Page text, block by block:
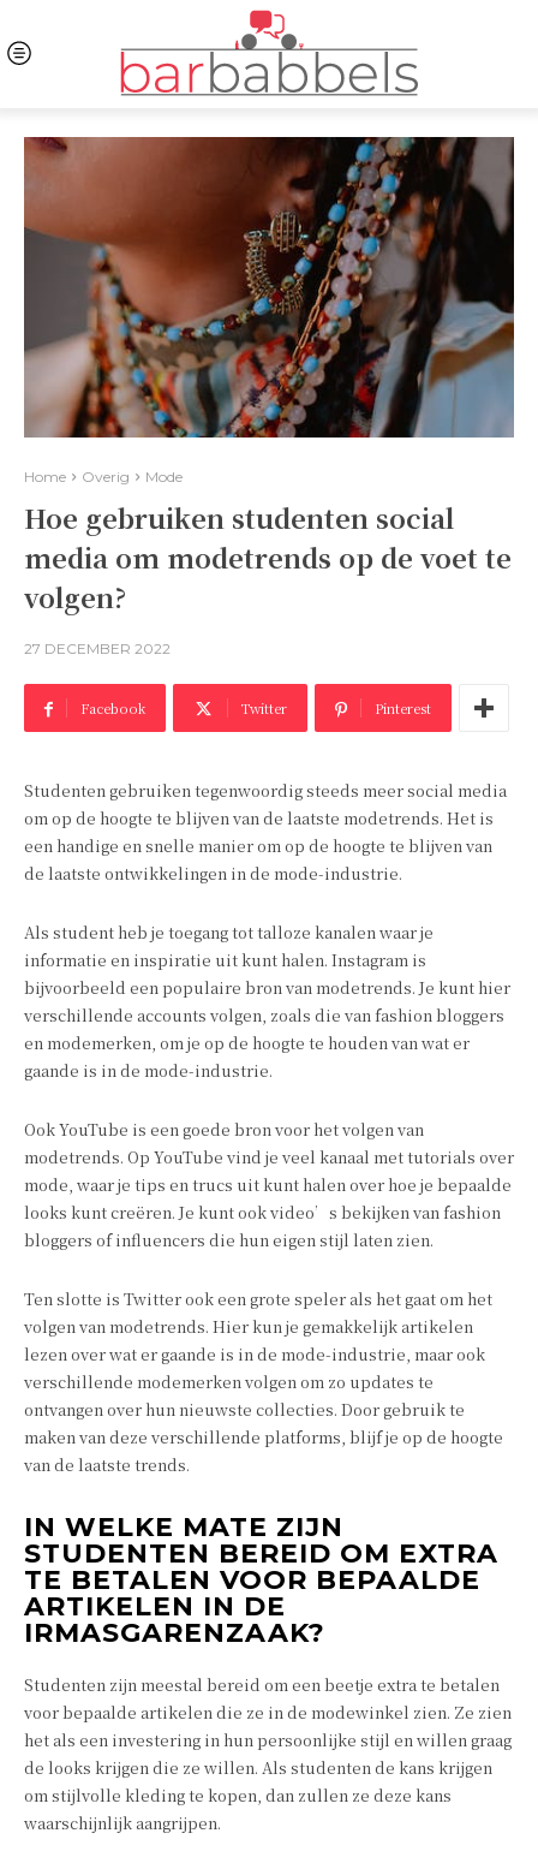
Home Overig Mode
Hoe gebruiken studenten social
media om modetrends op de voet te
volgen?
27 DECEMBER 2022
Facebook Twitter Pinterest
Studenten gebruiken tegenwoordig steeds meer social media
om op de hoogte te blijven van de laatste modetrends. Het is
een handige en snelle manier om op de hoogte te blijven van
de laatste ontwikkelingen in de mode-industrie.
Als student heb je toegang tot talloze kanalen waar je
informatie en inspiratie uit kunt halen. Instagram is
bijvoorbeeld een populaire bron van modetrends. Je kunt hier
verschillende accounts volgen, zoals die van fashion bloggers
en modemerken, om je op de hoogte te houden van wat er
gaande is in de mode-industrie.
Ook YouTube is een goede bron voor het volgen van
modetrends. Op YouTube vind je veel kanaal met tutorials over
mode, waar je tips en trucs uit kunt halen over hoe je bepaalde
looks kunt creëren. Je kunt ook video’s bekijken van fashion
bloggers of influencers die hun eigen stijl laten zien.
Ten slotte is Twitter ook een grote speler als het gaat om het
volgen van modetrends. Hier kun je gemakkelijk artikelen
lezen over wat er gaande is in de mode-industrie, maar ook
verschillende modemerken volgen om zo updates te
ontvangen over hun nieuwste collecties. Door gebruik te
maken van deze verschillende platforms, blijf je op de hoogte
van de laatste trends.
IN WELKE MATE ZIJN
STUDENTEN BEREID OM EXTRA
TE BETALEN VOOR BEPAALDE
ARTIKELEN IN DE
IRMASGARENZAAK?
Studenten zijn meestal bereid om een beetje extra te betalen
voor bepaalde artikelen die ze in de modewinkel zien. Ze zien
het als een investering in hun persoonlijke stijl en willen graag
de looks krijgen die ze willen. Als studenten de kans krijgen
om stijlvolle kleding te kopen, dan zullen ze deze kans
waarschijnlijk aangrijpen.